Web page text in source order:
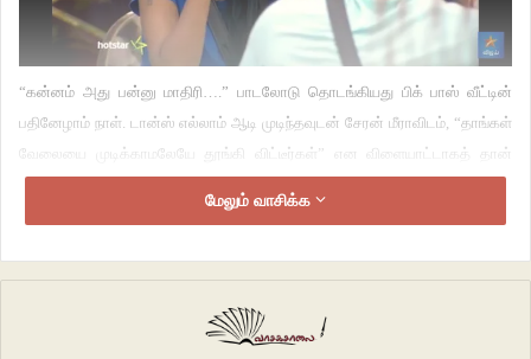
“கன்னம் அது பன்னு மாதிரி….” பாடலோடு தொடங்கியது பிக் பாஸ் வீட்டின்
பதினேழாம் நாள். டான்ஸ் எல்லாம் ஆடி முடிந்தவுடன் சேரன் மீராவிடம், “தாங்கள்
வேலையை முடிக்காமலேயே தூங்கி விட்டீர்கள்” என விளையாட்டாகத் தான்
நினைவுப்படுத்தினார். சரி எனச் சொல்லி அப்படியே விட்டிருக்கலாம். ஆனால்,
வழக்கம் போல மீரா அதை அழுது பெரிதாக்கினார். “நான் வேலையே
கேப்டன் அபி பஞ்சாயத்து பண்ண ஆரம்பித்தார். பின்னர், உணவு மேஜையில்,
“வேலையிருந்தா என்னை கூப்ட்ருக்கலாம்ல நீங்களே செஞ்சுட்டு இப்போ இப்டி
நான் செய்யலைனு சொல்றீங்க”என்ற மீராவிடம், “என்னால தூங்குறவுங்களை
மேலும் வாசிக்க